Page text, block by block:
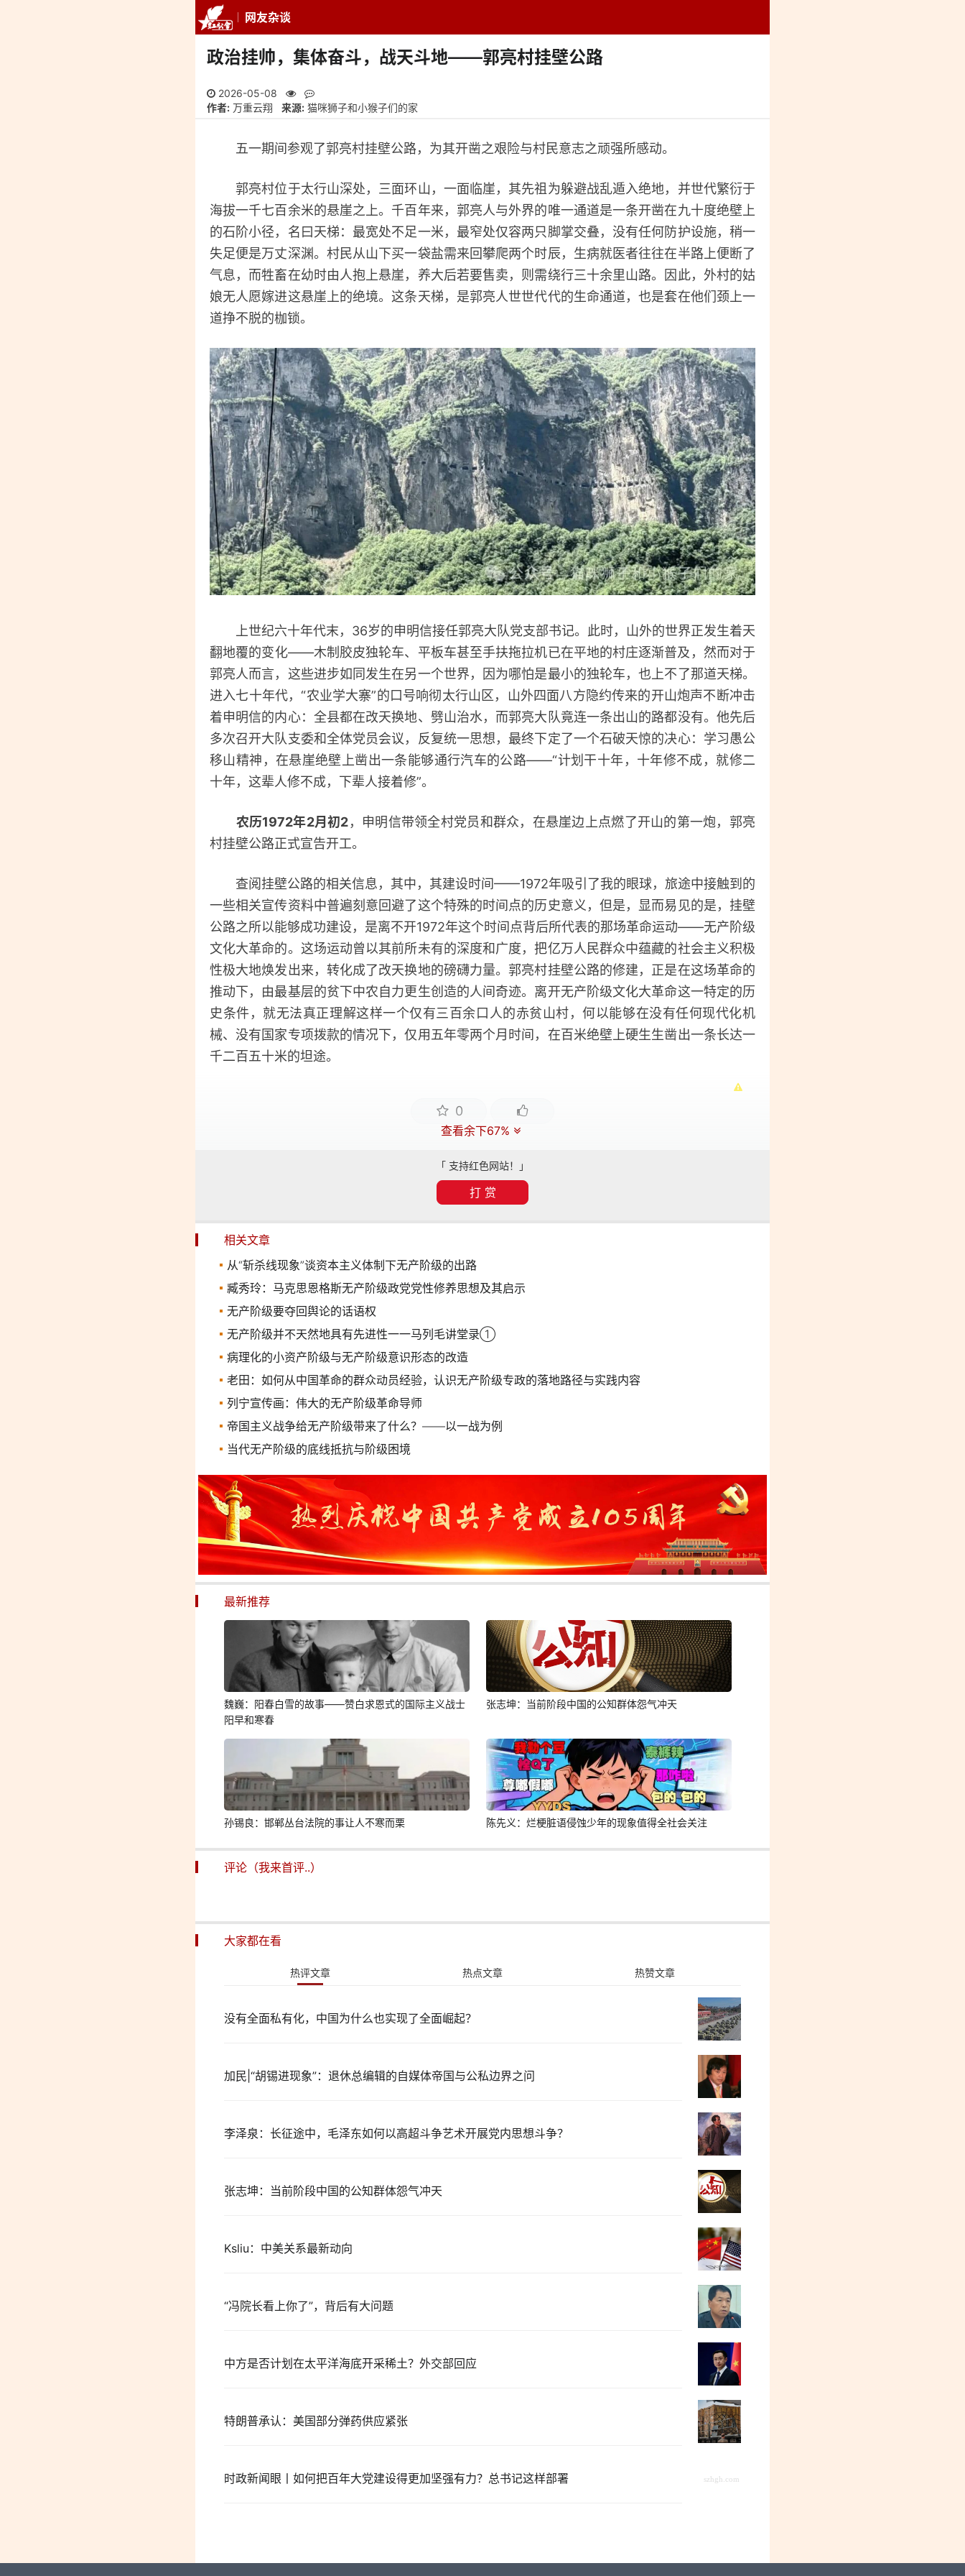
网友杂谈
推荐 最新 专题中心 学者专栏 周刊 网址导航
政治挂帅，集体奋斗，战天斗地——郭亮村挂壁公路
2026-05-08
作者: 万重云翔 来源: 猫咪狮子和小猴子们的家
五一期间参观了郭亮村挂壁公路，为其开凿之艰险与村民意志之顽强所感动。
郭亮村位于太行山深处，三面环山，一面临崖，其先祖为躲避战乱遁入绝地，并世代繁衍于
海拔一千七百余米的悬崖之上。千百年来，郭亮人与外界的唯一通道是一条开凿在九十度绝壁上
的石阶小径，名曰天梯：最宽处不足一米，最窄处仅容两只脚掌交叠，没有任何防护设施，稍一
失足便是万丈深渊。村民从山下买一袋盐需来回攀爬两个时辰，生病就医者往往在半路上便断了
气息，而牲畜在幼时由人抱上悬崖，养大后若要售卖，则需绕行三十余里山路。因此，外村的姑
娘无人愿嫁进这悬崖上的绝境。这条天梯，是郭亮人世世代代的生命通道，也是套在他们颈上一
道挣不脱的枷锁。
上世纪六十年代末，36岁的申明信接任郭亮大队党支部书记。此时，山外的世界正发生着天
翻地覆的变化——木制胶皮独轮车、平板车甚至手扶拖拉机已在平地的村庄逐渐普及，然而对于
郭亮人而言，这些进步如同发生在另一个世界，因为哪怕是最小的独轮车，也上不了那道天梯。
进入七十年代，“农业学大寨”的口号响彻太行山区，山外四面八方隐约传来的开山炮声不断冲击
着申明信的内心：全县都在改天换地、劈山治水，而郭亮大队竟连一条出山的路都没有。他先后
多次召开大队支委和全体党员会议，反复统一思想，最终下定了一个石破天惊的决心：学习愚公
移山精神，在悬崖绝壁上凿出一条能够通行汽车的公路——“计划干十年，十年修不成，就修二
十年，这辈人修不成，下辈人接着修”。
农历1972年2月初2，申明信带领全村党员和群众，在悬崖边上点燃了开山的第一炮，郭亮
村挂壁公路正式宣告开工。
查阅挂壁公路的相关信息，其中，其建设时间——1972年吸引了我的眼球，旅途中接触到的
一些相关宣传资料中普遍刻意回避了这个特殊的时间点的历史意义，但是，显而易见的是，挂壁
公路之所以能够成功建设，是离不开1972年这个时间点背后所代表的那场革命运动——无产阶级
文化大革命的。这场运动曾以其前所未有的深度和广度，把亿万人民群众中蕴藏的社会主义积极
性极大地焕发出来，转化成了改天换地的磅礴力量。郭亮村挂壁公路的修建，正是在这场革命的
推动下，由最基层的贫下中农自力更生创造的人间奇迹。离开无产阶级文化大革命这一特定的历
史条件，就无法真正理解这样一个仅有三百余口人的赤贫山村，何以能够在没有任何现代化机
械、没有国家专项拨款的情况下，仅用五年零两个月时间，在百米绝壁上硬生生凿出一条长达一
千二百五十米的坦途。
0
查看余下67%
「 支持红色网站！」
打 赏
相关文章
从“斩杀线现象”谈资本主义体制下无产阶级的出路
臧秀玲：马克思恩格斯无产阶级政党党性修养思想及其启示
无产阶级要夺回舆论的话语权
无产阶级并不天然地具有先进性一一马列毛讲堂录①
病理化的小资产阶级与无产阶级意识形态的改造
老田：如何从中国革命的群众动员经验，认识无产阶级专政的落地路径与实践内容
列宁宣传画：伟大的无产阶级革命导师
帝国主义战争给无产阶级带来了什么？——以一战为例
当代无产阶级的底线抵抗与阶级困境
最新推荐
魏巍：阳春白雪的故事——赞白求恩式的国际主义战士
阳早和寒春
张志坤：当前阶段中国的公知群体怨气冲天
孙锡良：邯郸丛台法院的事让人不寒而栗 陈先义：烂梗脏语侵蚀少年的现象值得全社会关注
评论（我来首评..）
大家都在看
热评文章 热点文章 热赞文章
没有全面私有化，中国为什么也实现了全面崛起？
加民|“胡锡进现象”：退休总编辑的自媒体帝国与公私边界之问
李泽泉：长征途中，毛泽东如何以高超斗争艺术开展党内思想斗争？
张志坤：当前阶段中国的公知群体怨气冲天
Ksliu：中美关系最新动向
“冯院长看上你了”，背后有大问题
中方是否计划在太平洋海底开采稀土？外交部回应
特朗普承认：美国部分弹药供应紧张
时政新闻眼丨如何把百年大党建设得更加坚强有力？总书记这样部署